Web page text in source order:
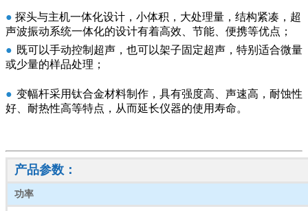
● 探头与主机一体化设计，小体积，大处理量，结构紧凑，超
声波振动系统一体化的设计有着高效、节能、便携等优点；
● 既可以手动控制超声，也可以架子固定超声，特别适合微量
或少量的样品处理；
● 变幅杆采用钛合金材料制作，具有强度高、声速高，耐蚀性
好、耐热性高等特点，从而延长仪器的使用寿命。
产品参数：
功率